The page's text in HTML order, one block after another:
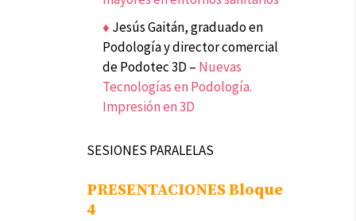
♦ Jesús Gaitán, graduado en
Podología y director comercial
de Podotec 3D – Nuevas
Tecnologías en Podología.
Impresión en 3D
SESIONES PARALELAS
PRESENTACIONES Bloque
4